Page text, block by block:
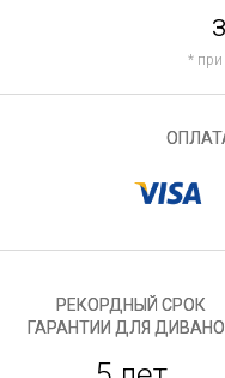
* при
РЕКОРДНЫЙ СРОК
ГАРАНТИИ ДЛЯ